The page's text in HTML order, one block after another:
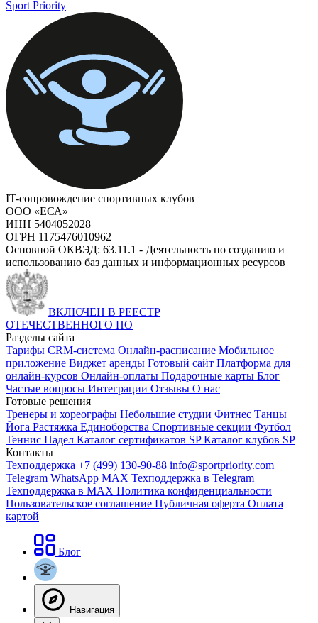
Sport Priority
IT-сопровождение спортивных клубов
ООО «ЕСА»
ИНН 5404052028
ОГРН 1175476010962
Основной ОКВЭД: 63.11.1 - Деятельность по созданию и
использованию баз данных и информационных ресурсов
ВКЛЮЧЕН В РЕЕСТР
ОТЕЧЕСТВЕННОГО ПО
Разделы сайта
Тарифы CRM-система Онлайн-расписание Мобильное
приложение Виджет аренды Готовый сайт Платформа для
онлайн-курсов Онлайн-оплаты Подарочные карты Блог
Частые вопросы Интеграции Отзывы О нас
Готовые решения
Тренеры и хореографы Небольшие студии Фитнес Танцы
Йога Растяжка Единоборства Спортивные секции Футбол
Теннис Падел Каталог сертификатов SPКаталог клубов SP
Контакты
Техподдержка +7 (499) 130-90-88 info@sportpriority.com
Telegram WhatsApp MAX Техподдержка в Telegram
Техподдержка в MAX Политика конфиденциальности
Пользовательское соглашение Публичная оферта Оплата
картой
Блог
Навигация